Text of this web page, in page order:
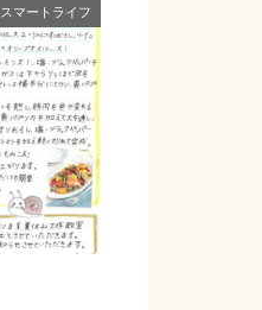
スマートライフ